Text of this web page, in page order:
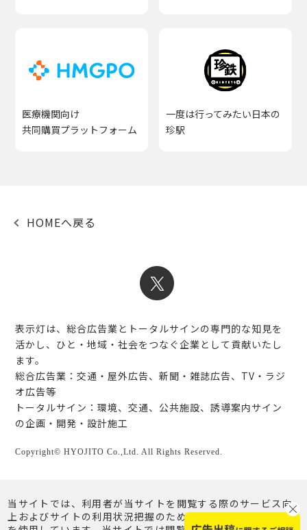
医療機関向け
共同購買プラットフォーム
一度は行ってみたい日本の
珍駅
HOMEへ戻る
表示灯は、総合広告業とトータルサインの専門的な知見を
活かし、ひと・地域・社会をつなぐ企業として貢献いたし
ます。
総合広告業：交通・屋外広告、新聞・雑誌広告、TV・ラジ
オ広告等
トータルサイン：環境、交通、公共施設、誘導案内サイン
の企画・開発・設計施工
Copyright© HYOJITO Co.,Ltd. All Rights Reserved.
当サイトでは、利用者が当サイトを閲覧する際のサービス向
上およびサイトの利用状況把握のため、クッキー（Cookie）